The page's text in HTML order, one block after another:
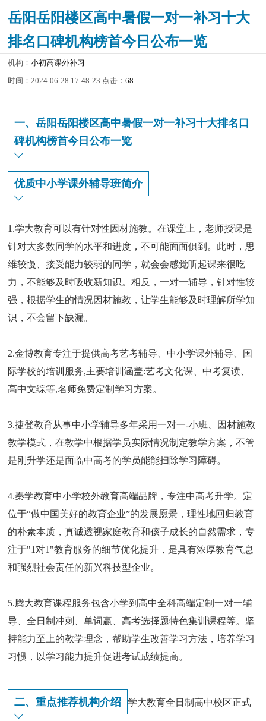
岳阳岳阳楼区高中暑假一对一补习十大
排名口碑机构榜首今日公布一览
机构：小初高课外补习
时间：2024-06-28 17:48:23 点击：68
一、岳阳岳阳楼区高中暑假一对一补习十大排名口
碑机构榜首今日公布一览
优质中小学课外辅导班简介
1.学大教育可以有针对性因材施教。在课堂上，老师授课是
针对大多数同学的水平和进度，不可能面面俱到。此时，思
维较慢、接受能力较弱的同学，就会会感觉听起课来很吃
力，不能够及时吸收新知识。相反，一对一辅导，针对性较
强，根据学生的情况因材施教，让学生能够及时理解所学知
识，不会留下缺漏。
2.金博教育专注于提供高考艺考辅导、中小学课外辅导、国
际学校的培训服务,主要培训涵盖:艺考文化课、中考复读、
高中文综等,名师免费定制学习方案。
3.捷登教育从事中小学辅导多年采用一对一-小班、因材施教
教学模式，在教学中根据学员实际情况制定教学方案，不管
是刚升学还是面临中高考的学员能能扫除学习障碍。
4.秦学教育中小学校外教育高端品牌，专注中高考升学。定
位于“做中国美好的教育企业”的发展愿景，理性地回归教育
的朴素本质，真诚透视家庭教育和孩子成长的自然需求，专
注于"1对1"教育服务的细节优化提升，是具有浓厚教育气息
和强烈社会责任的新兴科技型企业。
5.腾大教育课程服务包含小学到高中全科高端定制一对一辅
导、全日制冲刺、单词赢、高考选择题特色集训课程等。坚
持能力至上的教学理念，帮助学生改善学习方法，培养学习
习惯，以学习能力提升促进考试成绩提高。
二、重点推荐机构介绍 学大教育全日制高中校区正式